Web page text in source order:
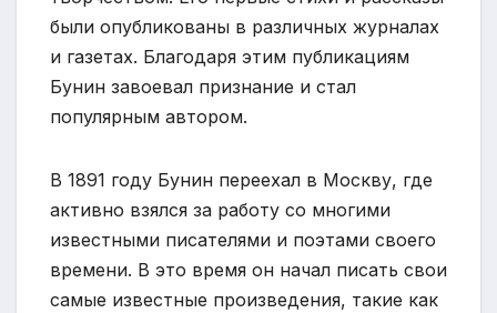
были опубликованы в различных журналах
и газетах. Благодаря этим публикациям
Бунин завоевал признание и стал
популярным автором.
В 1891 году Бунин переехал в Москву, где
активно взялся за работу со многими
известными писателями и поэтами своего
времени. В это время он начал писать свои
самые известные произведения, такие как